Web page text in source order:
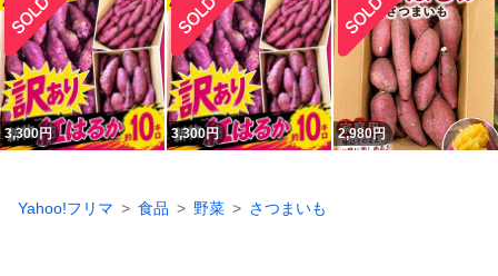
3,300円 3,300円 2,980円
Yahoo!フリマ 食品 野菜 さつまいも